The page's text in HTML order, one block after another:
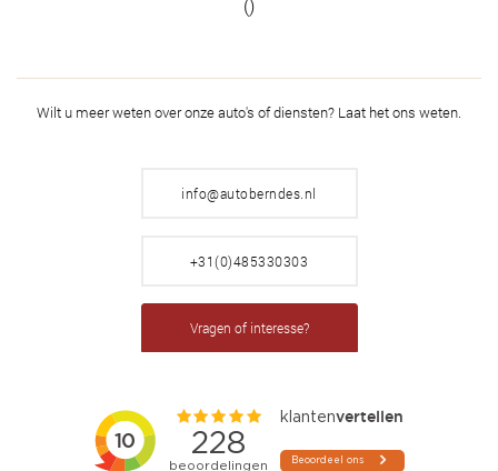
Wilt u meer weten over onze auto's of diensten? Laat het ons weten.
info@autoberndes.nl
+31(0)485330303
Vragen of interesse?